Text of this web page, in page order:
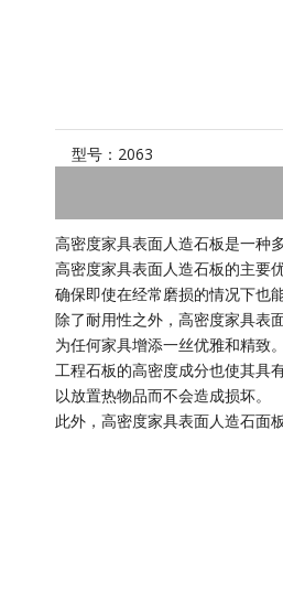
型号： 2063
高密度家具表面人造石板是一种
高密度家具表面人造石板的主要
确保即使在经常磨损的情况下也
除了耐用性之外，高密度家具表
为任何家具增添一丝优雅和精致。
工程石板的高密度成分也使其具
以放置热物品而不会造成损坏。
此外，高密度家具表面人造石面